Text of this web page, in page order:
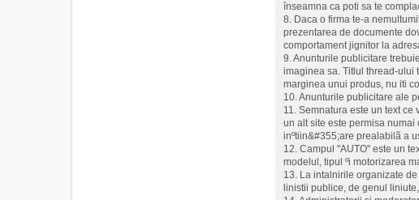
înseamna ca poti sa te
8. Daca o firma te-a
prezentarea de documente
comportament jignitor la
9. Anunturile publicitare
imaginea sa. Titlul thread-ului
marginea unui produs, nu iti
10. Anunturile publicitare ale
11. Semnatura este un text
un alt site este permisa
inºtiin&#355;are prealabilã a
12. Campul "AUTO" este un
modelul, tipul ºi motorizarea
13. La intalnirile organizate
linistii publice, de genul